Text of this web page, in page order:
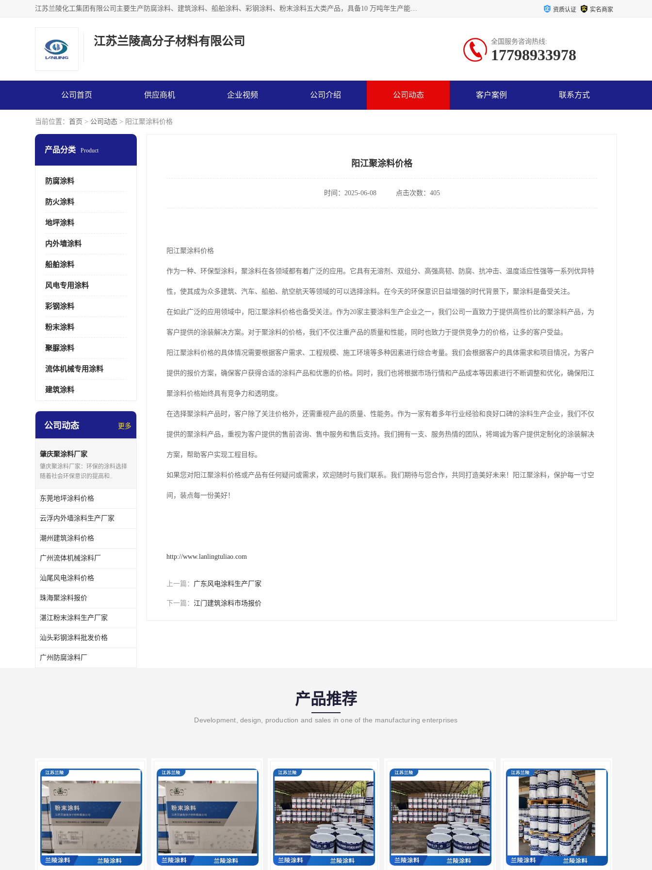
江苏兰陵化工集团有限公司主要生产防腐涂料、建筑涂料、船舶涂料、彩钢涂料、粉末涂料五大类产品，具备10 万吨年生产能力，可以提供优质精良的涂装施工服务，产品广销全国各地，大量出口亚非欧及拉美等国家。 资质认证 实名商家
江苏兰陵高分子材料有限公司 全国服务咨询热线:
17798933978
公司首页 供应商机 企业视频 公司介绍 公司动态 客户案例 联系方式
当前位置： 首页 > 公司动态 > 阳江聚涂料价格
产品分类 Product
防腐涂料
防火涂料
地坪涂料
内外墙涂料
船舶涂料
风电专用涂料
彩钢涂料
粉末涂料
聚脲涂料
流体机械专用涂料
建筑涂料
公司动态 更多
肇庆聚涂料厂家
肇庆聚涂料厂家：环保的涂料选择
随着社会环保意识的提高和..
东莞地坪涂料价格
云浮内外墙涂料生产厂家
潮州建筑涂料价格
广州流体机械涂料厂
汕尾风电涂料价格
珠海聚涂料报价
湛江粉末涂料生产厂家
汕头彩钢涂料批发价格
广州防腐涂料厂
阳江聚涂料价格
时间：2025-06-08 点击次数：405
阳江聚涂料价格
作为一种、环保型涂料，聚涂料在各领域都有着广泛的应用。它具有无溶剂、双组分、高强高韧、防腐、抗冲击、温度适应性强等一系列优异特
性，使其成为众多建筑、汽车、船舶、航空航天等领域的可以选择涂料。在今天的环保意识日益增强的时代背景下，聚涂料是备受关注。
在如此广泛的应用领域中，阳江聚涂料价格也备受关注。作为20家主要涂料生产企业之一，我们公司一直致力于提供高性价比的聚涂料产品，为
客户提供的涂装解决方案。对于聚涂料的价格，我们不仅注重产品的质量和性能，同时也致力于提供竞争力的价格，让多的客户受益。
阳江聚涂料价格的具体情况需要根据客户需求、工程规模、施工环境等多种因素进行综合考量。我们会根据客户的具体需求和项目情况，为客户
提供的报价方案，确保客户获得合适的涂料产品和优惠的价格。同时，我们也将根据市场行情和产品成本等因素进行不断调整和优化，确保阳江
聚涂料价格始终具有竞争力和透明度。
在选择聚涂料产品时，客户除了关注价格外，还需重视产品的质量、性能务。作为一家有着多年行业经验和良好口碑的涂料生产企业，我们不仅
提供的聚涂料产品，重视为客户提供的售前咨询、售中服务和售后支持。我们拥有一支、服务热情的团队，将竭诚为客户提供定制化的涂装解决
方案，帮助客户实现工程目标。
如果您对阳江聚涂料价格或产品有任何疑问或需求，欢迎随时与我们联系。我们期待与您合作，共同打造美好未来！阳江聚涂料，保护每一寸空
间，装点每一份美好！
http://www.lanlingtuliao.com
上一篇： 广东风电涂料生产厂家
下一篇： 江门建筑涂料市场报价
产品推荐
Development, design, production and sales in one of the manufacturing enterprises